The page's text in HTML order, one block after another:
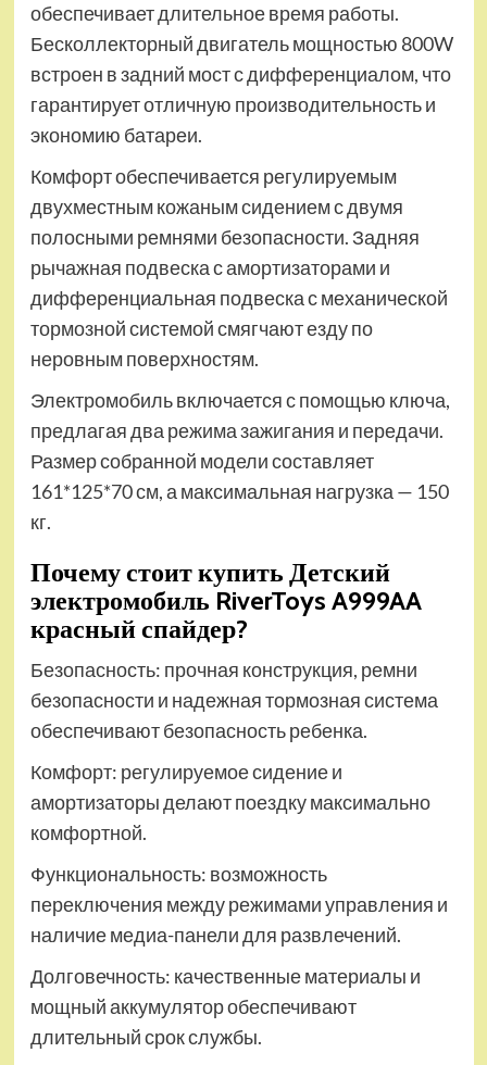
обеспечивает длительное время работы.
Бесколлекторный двигатель мощностью 800W
встроен в задний мост с дифференциалом, что
гарантирует отличную производительность и
экономию батареи.
Комфорт обеспечивается регулируемым
двухместным кожаным сидением с двумя
полосными ремнями безопасности. Задняя
рычажная подвеска с амортизаторами и
дифференциальная подвеска с механической
тормозной системой смягчают езду по
неровным поверхностям.
Электромобиль включается с помощью ключа,
предлагая два режима зажигания и передачи.
Размер собранной модели составляет
161*125*70 см, а максимальная нагрузка — 150
кг.
Почему стоит купить Детский
электромобиль RiverToys A999AA
красный спайдер?
Безопасность: прочная конструкция, ремни
безопасности и надежная тормозная система
обеспечивают безопасность ребенка.
Комфорт: регулируемое сидение и
амортизаторы делают поездку максимально
комфортной.
Функциональность: возможность
переключения между режимами управления и
наличие медиа-панели для развлечений.
Долговечность: качественные материалы и
мощный аккумулятор обеспечивают
длительный срок службы.